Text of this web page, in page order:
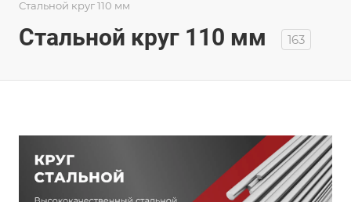
Стальной круг 110 мм
Стальной круг 110 мм 163